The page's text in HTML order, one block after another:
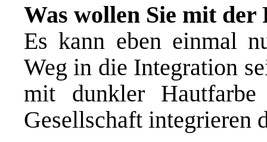
Was wollen Sie mit
Es kann eben einmal
Weg in die Integration
mit dunkler
Gesellschaft integrieren